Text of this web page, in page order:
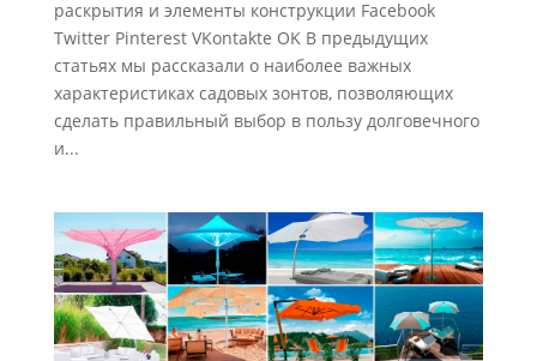
раскрытия и элементы конструкции Facebook
Twitter Pinterest VKontakte OK В предыдущих
статьях мы рассказали о наиболее важных
характеристиках садовых зонтов, позволяющих
сделать правильный выбор в пользу долговечного
и...